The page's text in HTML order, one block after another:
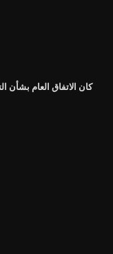
كان الاتفاق العام بشأن